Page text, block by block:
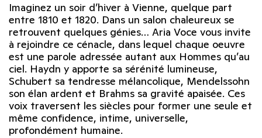
Imaginez un soir d’hiver à Vienne, quelque part
entre 1810 et 1820. Dans un salon chaleureux se
retrouvent quelques génies… Aria Voce vous invite
à rejoindre ce cénacle, dans lequel chaque oeuvre
est une parole adressée autant aux Hommes qu’au
ciel. Haydn y apporte sa sérénité lumineuse,
Schubert sa tendresse mélancolique, Mendelssohn
son élan ardent et Brahms sa gravité apaisée. Ces
voix traversent les siècles pour former une seule et
même confidence, intime, universelle,
profondément humaine.